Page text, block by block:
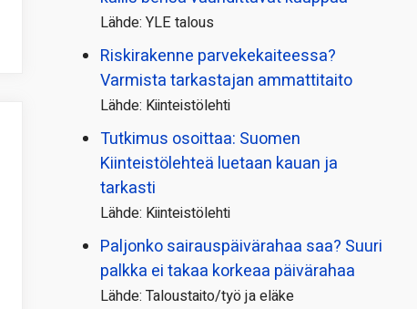
Lähde: YLE talous
Riskirakenne parvekekaiteessa?
Varmista tarkastajan ammattitaito
Lähde: Kiinteistölehti
Tutkimus osoittaa: Suomen
Kiinteistölehteä luetaan kauan ja
tarkasti
Lähde: Kiinteistölehti
Paljonko sairauspäivä­rahaa saa? Suuri
palkka ei takaa korkeaa päivärahaa
Lähde: Taloustaito/työ ja eläke